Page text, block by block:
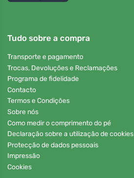
Tudo sobre a compra
Transporte e pagamento
Trocas, Devoluções e Reclamações
Programa de fidelidade
Contacto
Termos e Condições
Sobre nós
Como medir o comprimento do pé
Declaração sobre a utilização de cookies
Protecção de dados pessoais
Impressão
Cookies